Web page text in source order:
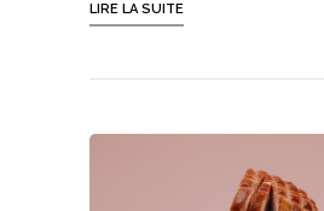
LIRE LA SUITE